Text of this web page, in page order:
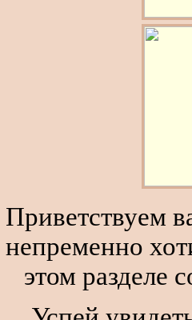
Приветствуем
непременно
этом разделе